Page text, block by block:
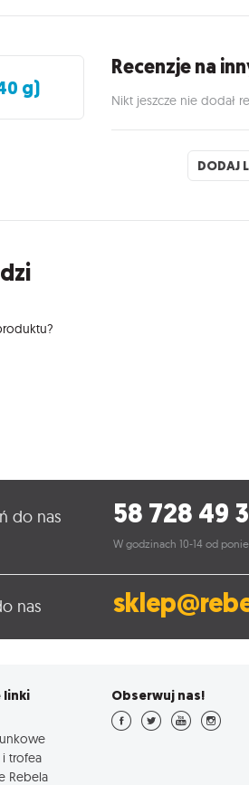
g)
Recenzje na
Nikt jeszcze nie dodał
DODAJ
do nas 58 728 49
W godzinach 10-14 od
nas
linki
i trofea
Rebela
Obserwuj nas!